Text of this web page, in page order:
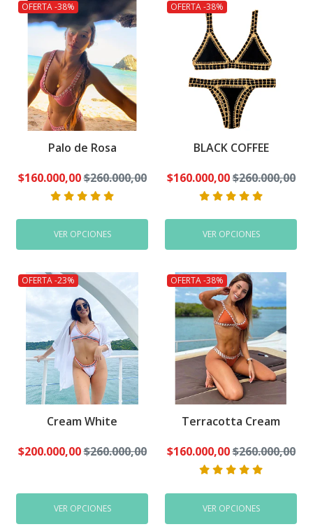
OFERTA -38%
Palo de Rosa
$160.000,00$260.000,00
VER OPCIONES
OFERTA -38%
BLACK COFFEE
$160.000,00$260.000,00
VER OPCIONES
OFERTA -23%
Cream White
$200.000,00$260.000,00
VER OPCIONES
OFERTA -38%
Terracotta Cream
$160.000,00$260.000,00
VER OPCIONES